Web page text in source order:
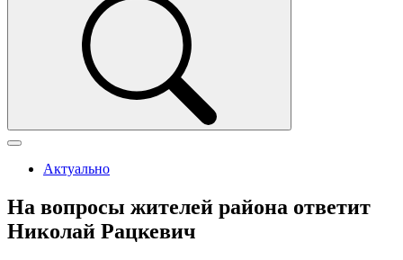
Актуально
На вопросы жителей района ответит
Николай Рацкевич